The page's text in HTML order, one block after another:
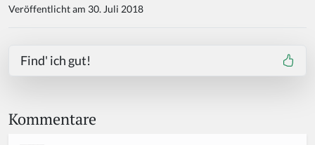
Veröffentlicht am 30. Juli 2018
Find' ich gut!
Kommentare